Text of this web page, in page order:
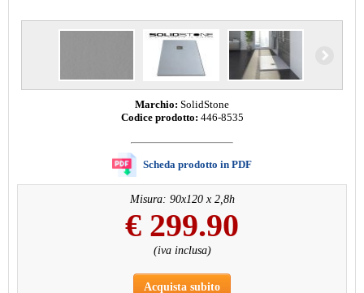
Marchio: SolidStone
Codice prodotto: 446-8535
Scheda prodotto in PDF
Misura: 90x120 x 2,8h
€ 299.90
(iva inclusa)
Acquista subito